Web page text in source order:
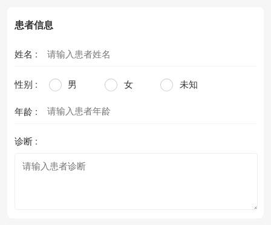
患者信息
姓名 :
性别 : 男 女 未知
年龄 :
诊断 :